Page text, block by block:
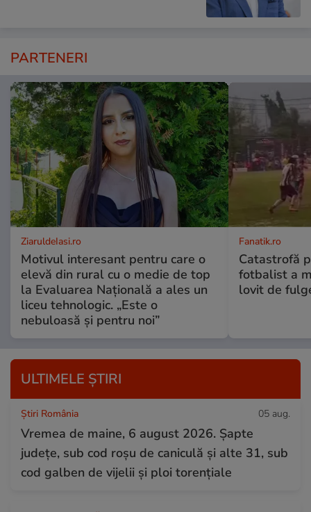
PARTENERI
ZiaruldeIasi.ro
Motivul interesant pentru care o
elevă din rural cu o medie de top
la Evaluarea Națională a ales un
liceu tehnologic. „Este o
nebuloasă și pentru noi”
Fanatik.ro
Catastrofă
fotbalist a
lovit de
ULTIMELE ȘTIRI
Știri România 05 aug.
Vremea de maine, 6 august 2026. Șapte
județe, sub cod roșu de caniculă și alte 31, sub
cod galben de vijelii și ploi torențiale